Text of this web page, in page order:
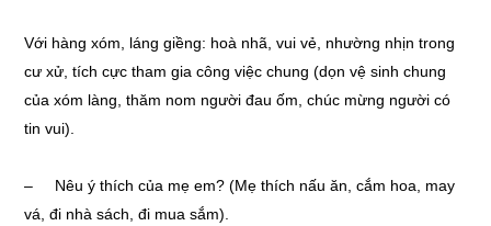
Với hàng xóm, láng giềng: hoà nhã, vui vẻ, nhường nhịn trong
cư xử, tích cực tham gia công việc chung (dọn vệ sinh chung
của xóm làng, thăm nom người đau ốm, chúc mừng người có
tin vui).
– Nêu ý thích của mẹ em? (Mẹ thích nấu ăn, cắm hoa, may
vá, đi nhà sách, đi mua sắm).